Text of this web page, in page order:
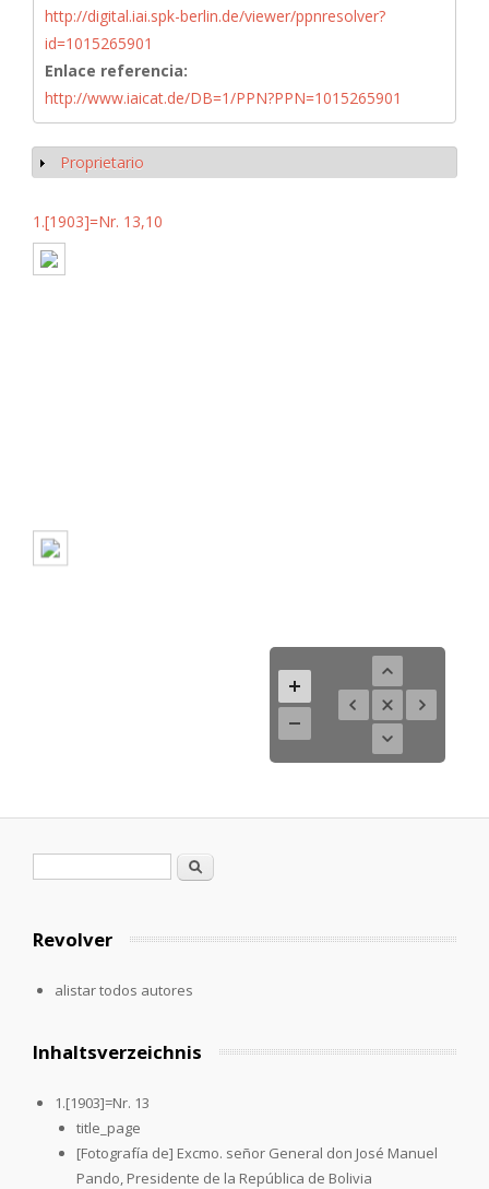
http://digital.iai.spk-berlin.de/viewer/ppnresolver?
id=1015265901
Enlace referencia:
http://www.iaicat.de/DB=1/PPN?PPN=1015265901
Mostrar
Proprietario
1.[1903]=Nr. 13,10
Formulario de búsqueda
Buscar
Revolver
alistar todos autores
Inhaltsverzeichnis
1.[1903]=Nr. 13
title_page
[Fotografía de] Excmo. señor General don José Manuel
Pando, Presidente de la República de Bolivia